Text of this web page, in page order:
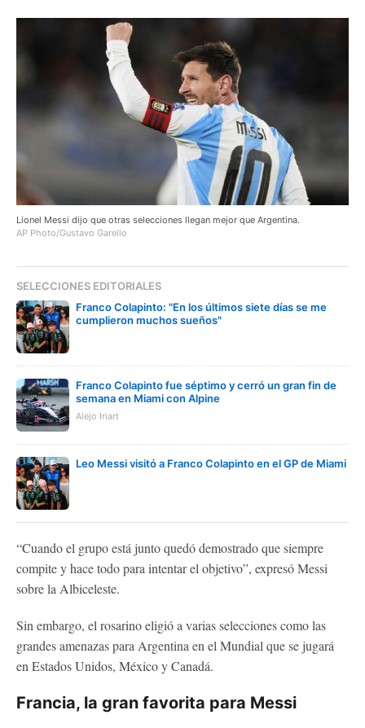
Lionel Messi dijo que otras selecciones llegan mejor que Argentina.
AP Photo/Gustavo Garello
SELECCIONES EDITORIALES
Franco Colapinto: "En los últimos siete días se me
cumplieron muchos sueños"
Franco Colapinto fue séptimo y cerró un gran fin de
semana en Miami con Alpine
Alejo Iriart
Leo Messi visitó a Franco Colapinto en el GP de Miami
“Cuando el grupo está junto quedó demostrado que siempre
compite y hace todo para intentar el objetivo”, expresó Messi
sobre la Albiceleste.
Sin embargo, el rosarino eligió a varias selecciones como las
grandes amenazas para Argentina en el Mundial que se jugará
en Estados Unidos, México y Canadá.
Francia, la gran favorita para Messi